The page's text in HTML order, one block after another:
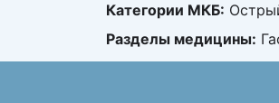
Категории МКБ:
Разделы медицины: